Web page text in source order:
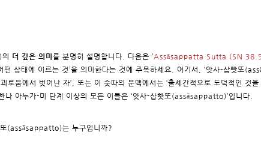
더 깊은 의미 를 분명히 설명합니다. 다음은 ‘Assāsappatta Sutta (SN
떤 상태에 이르는 것’을 의미한다는 것에 주목하세요. 여기서, ‘앗사-삽빳또
로움에서 벗어난 자’, 또는 이 숫따의 문맥에서는 ‘출세간적으로 도덕적인 것
나 아누가-미 단계 이상의 모든 이들은 ‘앗사-삽빳또(assāsappatto)’입니다.
(assāsappatto)는 누구입니까?